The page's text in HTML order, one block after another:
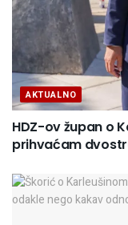
AKTUALNO
HDZ-ov župan o
prihvaćam